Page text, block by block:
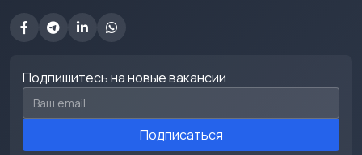
Подпишитесь на новые вакансии
Email для подписки
Подписаться